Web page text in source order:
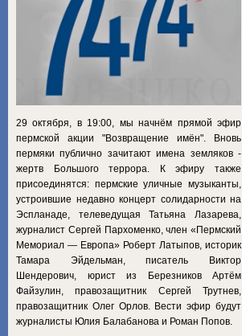
29 октября, в 19:00, мы начнём прямой эфир
пермской акции "Возвращение имён". Вновь
пермяки публично зачитают имена земляков -
жертв Большого террора. К эфиру также
присоединятся: пермские уличные музыканты,
устроившие недавно концерт солидарности на
Эспланаде, телеведущая Татьяна Лазарева,
журналист Сергей Пархоменко, член «Пермский
Мемориал — Европа» Роберт Латыпов, историк
Тамара Эйдельман, писатель Виктор
Шендерович, юрист из Березников Артём
Файзулин, правозащитник Сергей Трутнев,
правозащитник Олег Орлов. Вести эфир будут
журналисты Юлия Балабанова и Роман Попов.